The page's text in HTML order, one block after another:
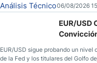
dominado al mercado en las
Análisis Técnico06/08/2026
EUR/USD
EUR/USD sigue probando un
de la Fed y los titulares del Golfo